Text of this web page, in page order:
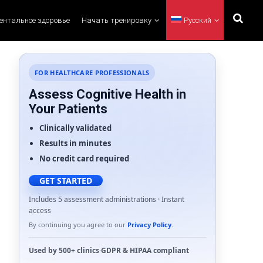
здоровье Начать тренировку Русский
FOR HEALTHCARE PROFESSIONALS
Assess Cognitive Health in
Your Patients
Clinically validated
Results in minutes
No credit card required
GET STARTED
Includes 5 assessment administrations · Instant
access
By continuing you agree to our Privacy Policy.
Used by500+ clinics·GDPR& HIPAAcompliant